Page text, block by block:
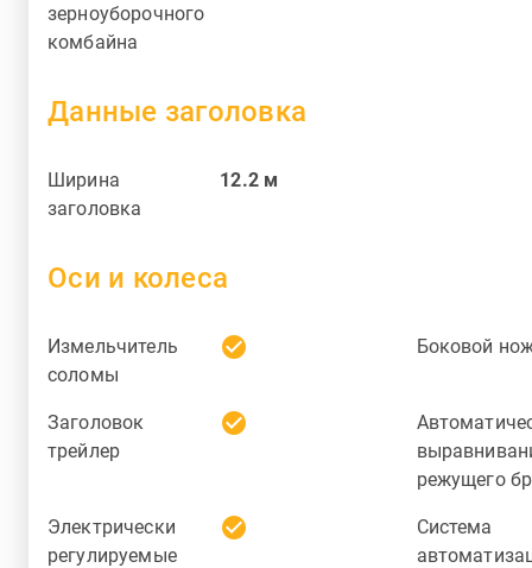
зерноуборочного
комбайна
Данные заголовка
Ширина
заголовка
12.2 м
Оси и колеса
Измельчитель
соломы
check_circle Боковой
Заголовок
трейлер
check_circle
режущего
Электрически
регулируемые
check_circle
Система